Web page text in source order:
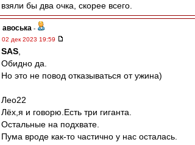
взяли бы два очка, скорее всего.
авоська -
02 дек 2023 19:59
SAS
Обидно да.
Но это не повод отказываться от ужина)
Лео22
Лёх,я и говорю.Есть три гиганта.
Остальные на подхвате.
Пума вроде как-то частично у нас осталась.